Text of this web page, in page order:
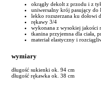
okrągły dekolt z przodu i z
uniwersalny krój pasujący do
lekko rozszerzana ku dołowi
rękawy 3/4
wykonana z wysokiej jakości
tkanina przyjemna dla ciała,
materiał elastyczny i
wymiary
długość sukienki ok. 94 cm
długość rękawka ok. 38 cm